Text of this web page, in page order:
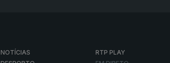
NOTÍCIAS
RTP PLAY